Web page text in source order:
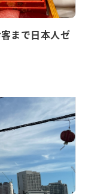
まで日本人ゼ